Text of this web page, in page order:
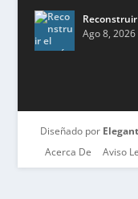
Ago 8, 2026
Diseñado por
Acerca De
Aviso